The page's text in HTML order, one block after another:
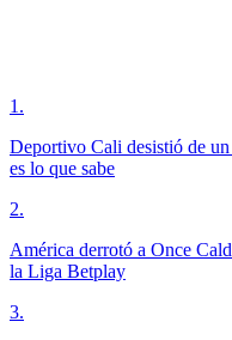
1 .
Deportivo Cali desistió de
es lo que sabe
2.
América derrotó a Once
la Liga Betplay
3.